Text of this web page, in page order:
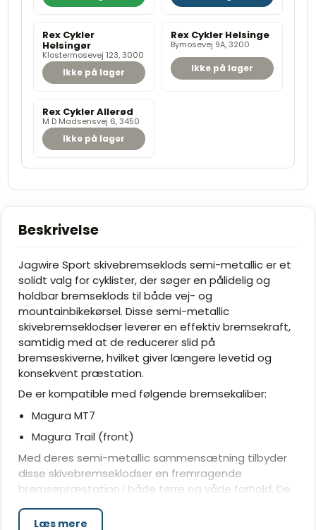
Rex Cykler
Helsingør
Klostermosevej 123, 3000
Ikke på lager
Rex Cykler Helsinge
Bymosevej 9A, 3200
Ikke på lager
Rex Cykler Allerød
M D Madsensvej 6, 3450
Ikke på lager
Beskrivelse
Jagwire Sport skivebremseklods semi-metallic er et
solidt valg for cyklister, der søger en pålidelig og
holdbar bremseklods til både vej- og
mountainbikekørsel. Disse semi-metallic
skivebremseklodser leverer en effektiv bremsekraft,
samtidig med at de reducerer slid på
bremseskiverne, hvilket giver længere levetid og
konsekvent præstation.
De er kompatible med følgende bremsekaliber:
Magura MT7
Magura Trail (front)
Med deres semi-metallic sammensætning tilbyder
disse skivebremseklodser en fremragende
bremsepræstation i både tørre og våde forhold. De
holdbar bremseydelse under krævende forhold.
Læs mere